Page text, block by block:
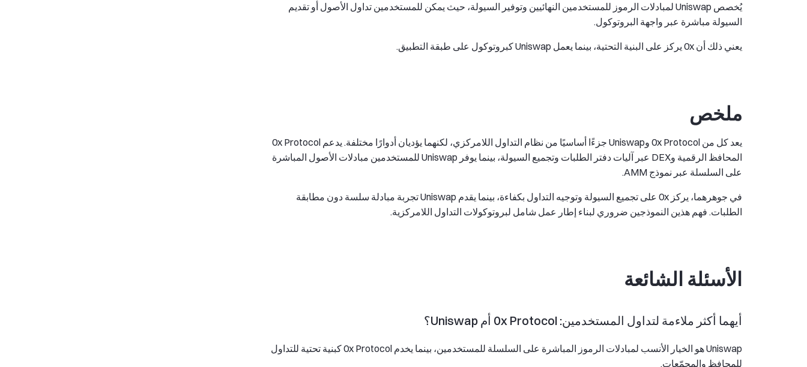
يُخصص Uniswap لمبادلات الرموز للمستخدمين النهائيين وتوفير السيولة، حيث يمكن للمستخدمين تداول الأصول أو تقديم
السيولة مباشرة عبر واجهة البروتوكول.
يعني ذلك أن 0x يركز على البنية التحتية، بينما يعمل Uniswap كبروتوكول على طبقة التطبيق.
ملخص
يعد كل من 0x Protocol وUniswap جزءًا أساسيًا من نظام التداول اللامركزي، لكنهما يؤديان أدوارًا مختلفة. يدعم 0x Protocol
المحافظ الرقمية وDEX عبر آليات دفتر الطلبات وتجميع السيولة، بينما يوفر Uniswap للمستخدمين مبادلات الأصول المباشرة
على السلسلة عبر نموذج AMM.
في جوهرهما، يركز 0x على تجميع السيولة وتوجيه التداول بكفاءة، بينما يقدم Uniswap تجربة مبادلة سلسة دون مطابقة
الطلبات. فهم هذين النموذجين ضروري لبناء إطار عمل شامل لبروتوكولات التداول اللامركزية.
الأسئلة الشائعة
أيهما أكثر ملاءمة لتداول المستخدمين: 0x Protocol أم Uniswap؟
Uniswap هو الخيار الأنسب لمبادلات الرموز المباشرة على السلسلة للمستخدمين، بينما يخدم 0x Protocol كبنية تحتية للتداول
للمحافظ والمجمّعات.